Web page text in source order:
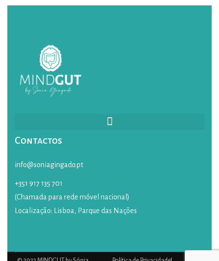
Contactos
info@soniagingado.pt
+351 917 135 701
(Chamada para rede móvel nacional)
Localização: Lisboa, Parque das Nações